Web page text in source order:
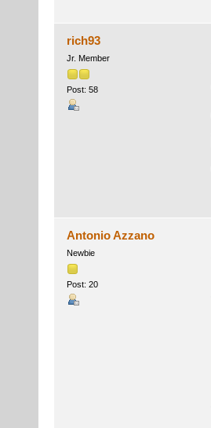
rich93
Jr. Member
Post: 58
Antonio Azzano
Newbie
Post: 20